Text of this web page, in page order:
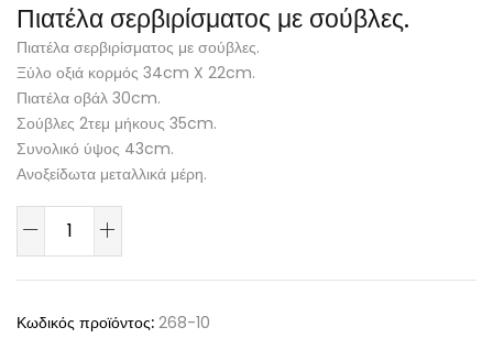
Πιατέλα σερβιρίσματος με σούβλες.
Πιατέλα σερβιρίσματος με σούβλες.
Ξύλο οξιά κορμός 34cm X 22cm.
Πιατέλα οβάλ 30cm.
Σούβλες 2τεμ μήκους 35cm.
Συνολικό ύψος 43cm.
Ανοξείδωτα μεταλλικά μέρη.
Κωδικός προϊόντος: 268-10